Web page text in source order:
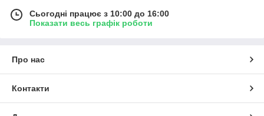
Сьогодні працює з 10:00 до 16:00
Показати весь графік роботи
Про нас
Контакти